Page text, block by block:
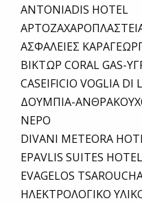
ANTONIADIS HOTEL
ΑΣΦΑΛΕΙΕΣ
ΒΙΚΤΩΡ CORAL GAS-
CASEIFICIO VOGLIA DI
ΔΟΥΜΠΙΑ-
ΝΕΡΟ
DIVANI METEORA
EPAVLIS SUITES HOTEL
EVAGELOS
ΗΛΕΚΤΡΟΛΟΓΙΚΟ